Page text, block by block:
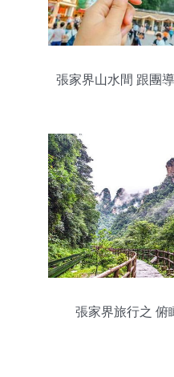
張家界山水間 跟團
張家界旅行之 俯